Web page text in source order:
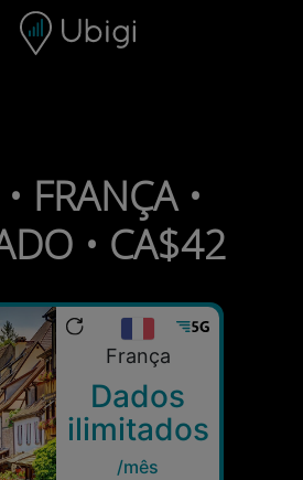
de navegação
FRANÇA •
• CA$42
França
Dados
ilimitados
/mês